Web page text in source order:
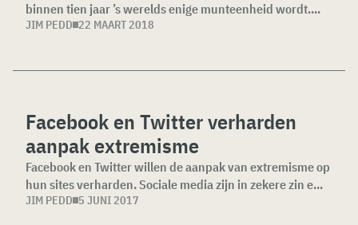
binnen tien jaar ’s werelds enige munteenheid wordt....
JIM PEDD 22 MAART 2018
Facebook en Twitter verharden
aanpak extremisme
Facebook en Twitter willen de aanpak van extremisme op
hun sites verharden. Sociale media zijn in zekere zin e...
JIM PEDD 5 JUNI 2017